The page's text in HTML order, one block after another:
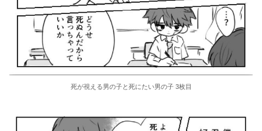
死が視える男の子と死にたい男の子 3枚目